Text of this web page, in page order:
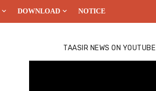
DOWNLOAD NOTICE
TAASIR NEWS ON YOUTUBE